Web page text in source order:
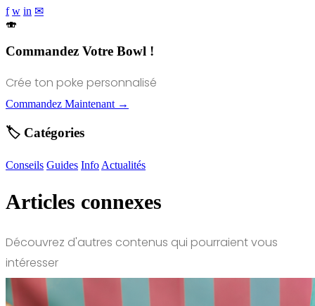
f w in ✉
🍣
Commandez Votre Bowl !
Crée ton poke personnalisé
Commandez Maintenant →
🏷️ Catégories
Conseils Guides Info Actualités
Articles connexes
Découvrez d'autres contenus qui pourraient vous
intéresser